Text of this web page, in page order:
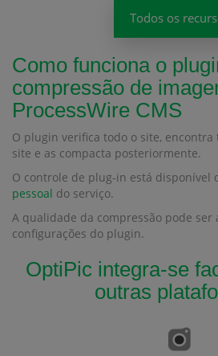
Todos os
Como funciona o
compressão de
ProcessWire CMS
O plugin verifica todo o site, encontra
site e as compacta posteriormente.
O controle de plug-in está disponível
pessoal do serviço.
A qualidade da compressão pode ser
configurações do plugin.
OptiPic integra-se
outras